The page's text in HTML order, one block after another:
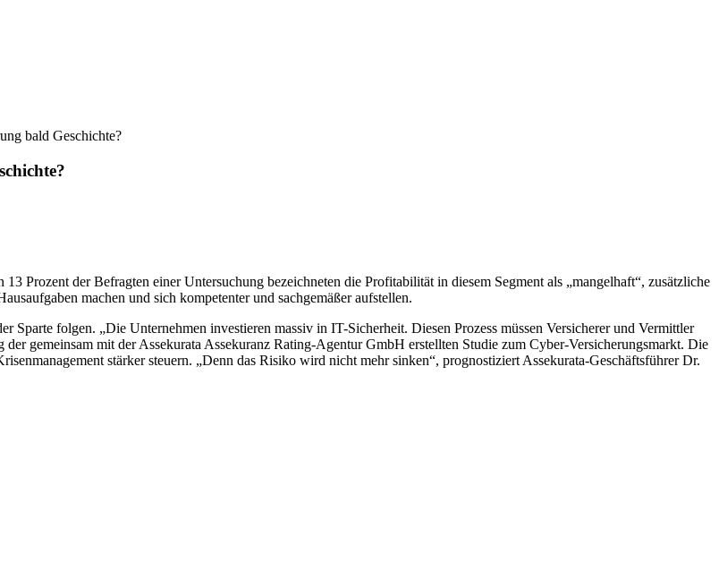
bald Geschichte?
Prozent der Befragten einer Untersuchung bezeichneten die Profitabilität in diesem Segment als „mangelhaft“, zusätzliche
machen und sich kompetenter und sachgemäßer aufstellen.
Sparte folgen. „Die Unternehmen investieren massiv in IT-Sicherheit. Diesen Prozess müssen Versicherer und Vermittler
gemeinsam mit der Assekurata Assekuranz Rating-Agentur GmbH erstellten Studie zum Cyber-Versicherungsmarkt. Die
stärker steuern. „Denn das Risiko wird nicht mehr sinken“, prognostiziert Assekurata-Geschäftsführer Dr.